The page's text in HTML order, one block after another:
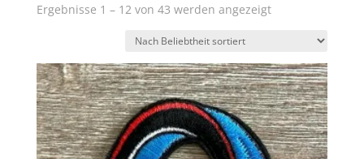
Ergebnisse 1 – 12 von 43 werden angezeigtNach